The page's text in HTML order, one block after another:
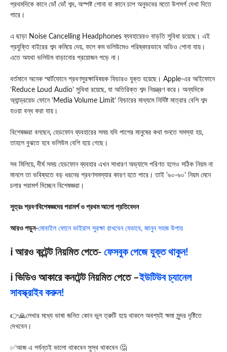
প্রথমদিকে কানে ভোঁ ভোঁ শব্দ, অস্পষ্ট শোনা বা কানে চাপ অনুভবের মতো উপসর্গ দেখা দিতে
পারে।
এ ছাড়া Noise Cancelling Headphones ব্যবহারেরও বাড়তি সুবিধা রয়েছে। এই
প্রযুক্তি বাইরের শব্দ কমিয়ে দেয়, ফলে কম ভলিউমেও পরিষ্কারভাবে অডিও শোনা যায়।
এতে অযথা ভলিউম বাড়ানোর প্রয়োজন পড়ে না।
বর্তমানে অনেক স্মার্টফোনে শ্রবণসুরক্ষাবিষয়ক ফিচারও যুক্ত হয়েছে। Apple-এর আইফোনে
‘Reduce Loud Audio’ সুবিধা রয়েছে, যা অতিরিক্ত শব্দ নিয়ন্ত্রণ করে। অন্যদিকে
অ্যান্ড্রয়েড ফোনে ‘Media Volume Limit’ ফিচারের মাধ্যমে নির্দিষ্ট মাত্রার বেশি শব্দ
হওয়া বন্ধ করা যায়।
বিশেষজ্ঞরা বলছেন, হেডফোন ব্যবহারের সময় যদি পাশের মানুষের কথা শুনতে সমস্যা হয়,
তাহলে বুঝতে হবে ভলিউম বেশি হয়ে গেছে।
সব মিলিয়ে, দীর্ঘ সময় হেডফোন ব্যবহার এখন সাধারণ অভ্যাসে পরিণত হলেও সঠিক নিয়ম না
মানলে তা ভবিষ্যতে বড় ধরনের শ্রবণসমস্যার কারণ হতে পারে। তাই ‘৬০-৬০’ নিয়ম মেনে
চলার পরামর্শ দিচ্ছেন বিশেষজ্ঞরা।
সুত্রঃ শ্রবণবিশেষজ্ঞদের পরামর্শ ও প্রথম আলো প্রতিবেদন
আরও পড়ুন-মোবাইল ফোনে ভাইরাস সুরক্ষা রাখবেন যেভাবে, জানুন সহজ উপায়
ℹ️ আরও কন্টেন্ট নিয়মিত পেতে- ফেসবুক পেজে যুক্ত থাকুন!
ℹ️ ভিডিও আকারে কনটেন্ট নিয়মিত পেতে –ইউটিউব চ্যানেল
সাবস্ক্রাইব করুন!
👉🙏লেখার মধ্যে ভাষা জনিত কোন ভুল ত্রুটি হয়ে থাকলে অবশ্যই ক্ষমা সুন্দর দৃষ্টিতে
দেখবেন।
✅আজ এ পর্যন্তই ভালো থাকবেন সুস্থ থাকবেন 🤔